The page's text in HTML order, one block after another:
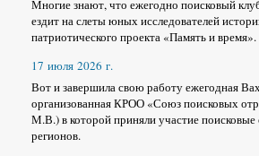
Многие знают, что ежегодно поисковый
ездит на слеты юных исследователей
патриотического проекта «Память и время».
17 июля 2026 г.
Вот и завершила свою работу ежегодная
организованная КРОО «Союз поисковых
М.В.) в которой приняли участие
регионов.